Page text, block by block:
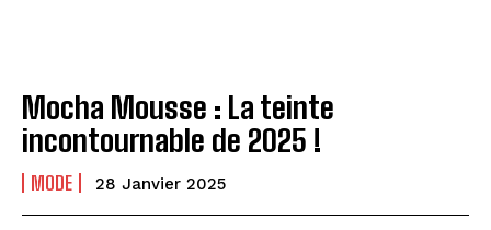
Mocha Mousse : La teinte
incontournable de 2025 !
MODE 28 Janvier 2025